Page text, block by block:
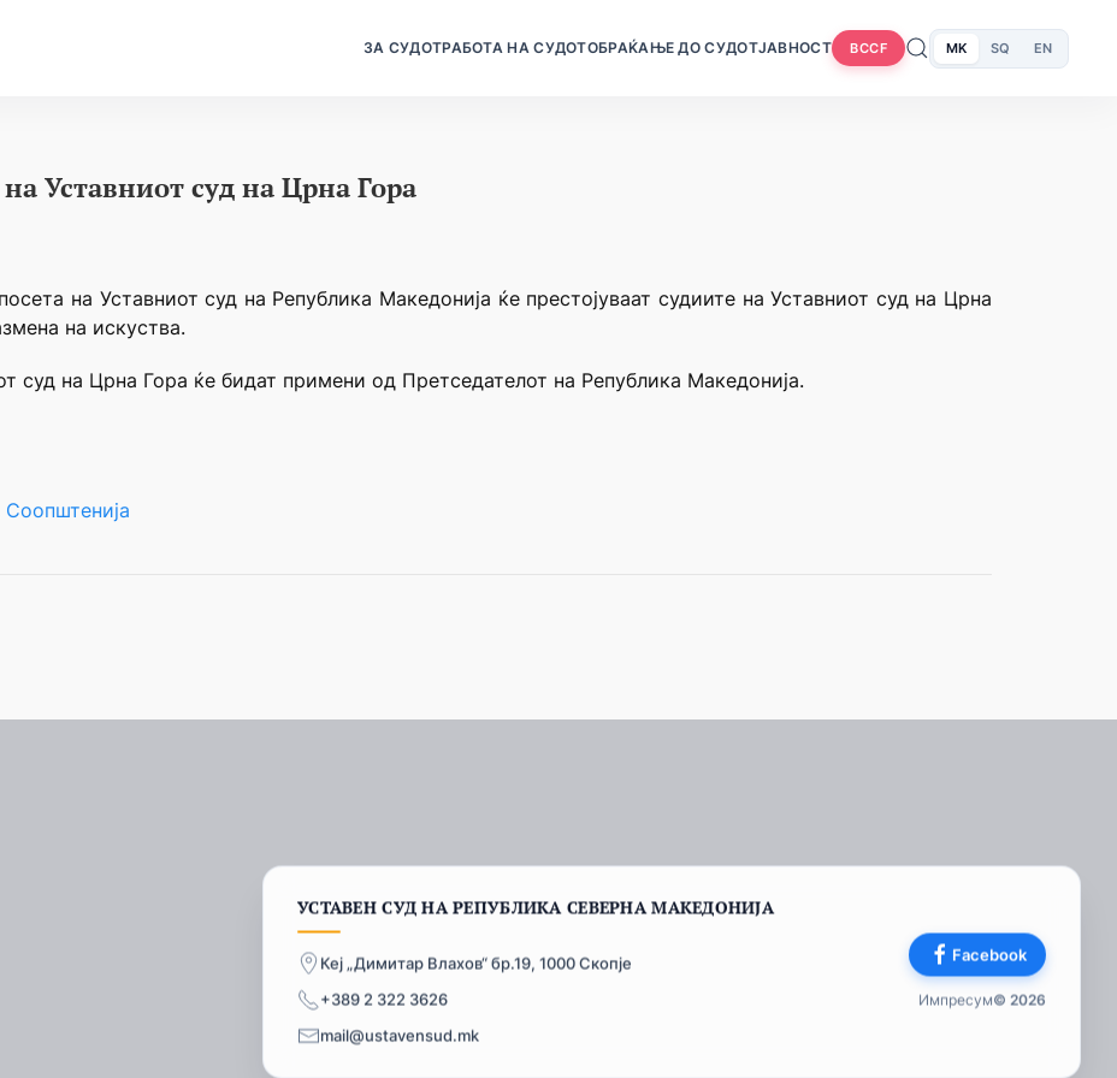
ЗА СУДОТРАБОТА НА СУДОТОБРАЌАЊЕ ДО СУДОТЈАВНОСТ BCCF MK SQ EN
Уставниот суд на Црна Гора
на Уставниот суд на Република Македонија ќе престојуваат судиите на Уставниот суд на Црна
на искуства.
суд на Црна Гора ќе бидат примени од Претседателот на Република Македонија.
Соопштенија
УСТАВЕН СУД НА РЕПУБЛИКА СЕВЕРНА МАКЕДОНИЈА
Кеј „Димитар Влахов“ бр.19, 1000 Скопје
+389 2 322 3626
mail@ustavensud.mk
Facebook
Импресум© 2026